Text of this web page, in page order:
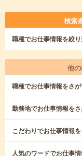
検索
職種でお仕事情報を絞
他
職種でお仕事情報をさ
勤務地でお仕事情報を
こだわりでお仕事情報
人気のワードでお仕事